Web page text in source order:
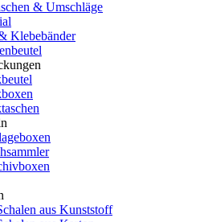
& Umschläge
Klebebänder
aus Kunststoff